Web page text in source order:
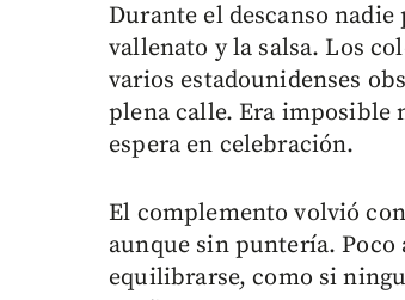
Durante el descanso
vallenato y la salsa. Los
varios estadounidenses
plena calle. Era imposible
espera en celebración.
El complemento volvió
aunque sin puntería.
equilibrarse, como si